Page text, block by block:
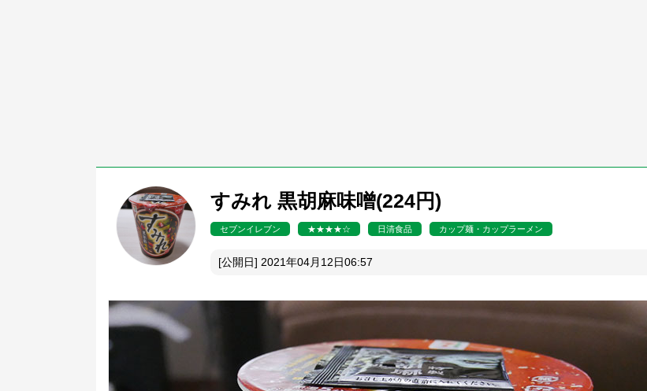
すみれ 黒胡麻味噌(224円)
セブンイレブン ★★★★☆ 日清食品 カップ麺・カップラーメン
[公開日] 2021年04月12日06:57